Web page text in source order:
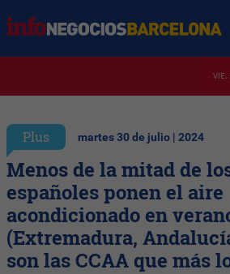
Plus martes 30 de julio | 2024
Menos de la mitad de
españoles ponen el aire
acondicionado en
(Extremadura,
son las CCAA que más